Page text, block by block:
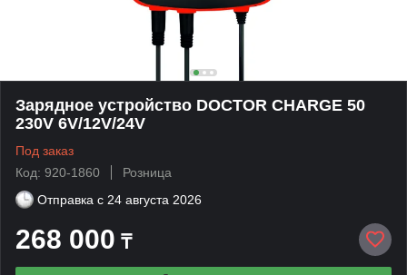
Зарядное устройство DOCTOR CHARGE 50
230V 6V/12V/24V
Под заказ
Код: 920-1860
Розница
Отправка с 24 августа 2026
268 000 ₸